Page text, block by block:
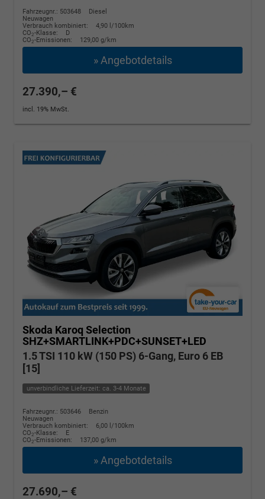
Fahrzeugnr.: 503648
Diesel
Neuwagen
Verbrauch kombiniert:
4,90 l/100km
CO2-Klasse:
D
CO2-Emissionen: 129,00 g/km
» Angebotdetails
27.390,– €
incl. 19% MwSt.
Skoda Karoq Selection
SHZ+SMARTLINK+PDC+SUNSET+LED
1.5 TSI 110 kW (150 PS) 6-Gang, Euro 6 EB
[15]
unverbindliche Lieferzeit: ca. 3-4 Monate
Fahrzeugnr.: 503646
Benzin
Neuwagen
Verbrauch kombiniert:
6,00 l/100km
CO2-Klasse:
E
CO2-Emissionen: 137,00 g/km
» Angebotdetails
27.690,– €